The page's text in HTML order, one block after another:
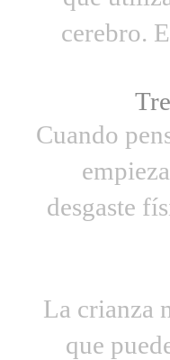
cerebro.
Cuando
desgaste
La crianza
que